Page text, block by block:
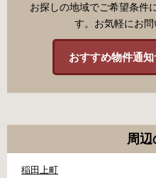
お探しの地域でご希望条件
す。お気軽にお問
おすすめ物件通
周
稲田上町